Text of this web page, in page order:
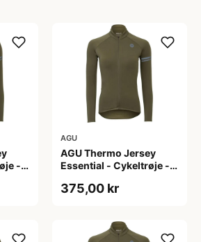
-
AGU
AGU Thermo Jersey
Essential - Cykeltrøje -
M
375,00 kr